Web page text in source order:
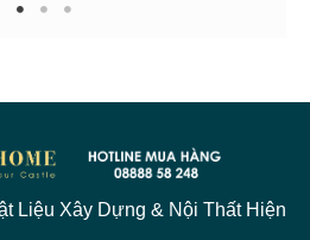
1 2 3
Liệu Xây Dựng & Nội Thất Hiện